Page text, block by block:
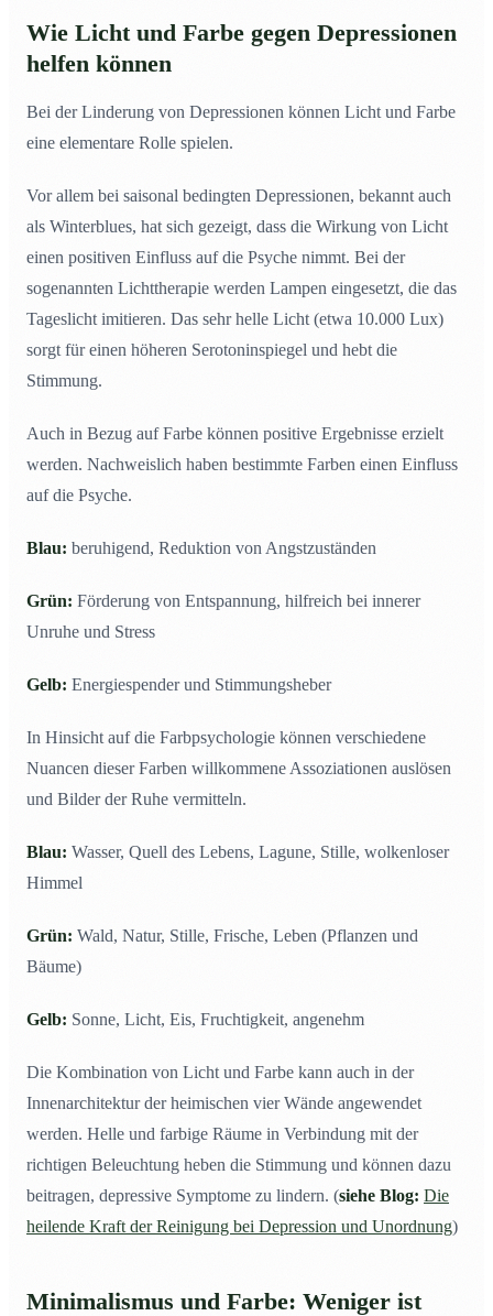
Wie Licht und Farbe gegen Depressionen
helfen können
Bei der Linderung von Depressionen können Licht und Farbe
eine elementare Rolle spielen.
Vor allem bei saisonal bedingten Depressionen, bekannt auch
als Winterblues, hat sich gezeigt, dass die Wirkung von Licht
einen positiven Einfluss auf die Psyche nimmt. Bei der
sogenannten Lichttherapie werden Lampen eingesetzt, die das
Tageslicht imitieren. Das sehr helle Licht (etwa 10.000 Lux)
sorgt für einen höheren Serotoninspiegel und hebt die
Stimmung.
Auch in Bezug auf Farbe können positive Ergebnisse erzielt
werden. Nachweislich haben bestimmte Farben einen Einfluss
auf die Psyche.
Blau: beruhigend, Reduktion von Angstzuständen
Grün: Förderung von Entspannung, hilfreich bei innerer
Unruhe und Stress
Gelb: Energiespender und Stimmungsheber
In Hinsicht auf die Farbpsychologie können verschiedene
Nuancen dieser Farben willkommene Assoziationen auslösen
und Bilder der Ruhe vermitteln.
Blau: Wasser, Quell des Lebens, Lagune, Stille, wolkenloser
Himmel
Grün: Wald, Natur, Stille, Frische, Leben (Pflanzen und
Bäume)
Gelb: Sonne, Licht, Eis, Fruchtigkeit, angenehm
Die Kombination von Licht und Farbe kann auch in der
Innenarchitektur der heimischen vier Wände angewendet
werden. Helle und farbige Räume in Verbindung mit der
richtigen Beleuchtung heben die Stimmung und können dazu
beitragen, depressive Symptome zu lindern. (siehe Blog: Die
heilende Kraft der Reinigung bei Depression und Unordnung)
Minimalismus und Farbe: Weniger ist